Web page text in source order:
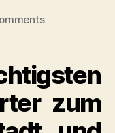
on
Vokabeln:
Die
und
öffentliche
zum